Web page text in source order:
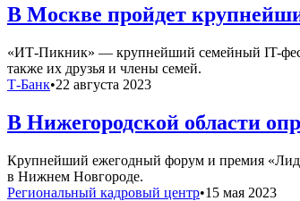
В Москве пройдет
«ИТ-Пикник» — крупнейший семейный IT-
также их друзья и члены семей.
Т-Банк•22 августа 2023
В Нижегородской области
Крупнейший ежегодный форум и премия
в Нижнем Новгороде.
Региональный кадровый центр•15 мая 2023